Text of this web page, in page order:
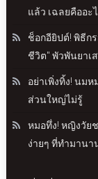
แล้ว เฉลยคืออะ
ช็อกอียิปต์! พิธีก
ชีวิต" พัวพันยาเ
อย่าเพิ่งทิ้ง! นม
ส่วนใหญ่ไม่รู้
หมอทึ่ง! หญิงวัย
ง่ายๆ ที่ทำมานา